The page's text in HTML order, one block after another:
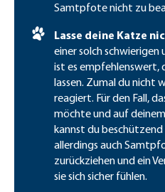
Samtpfote nicht zu
Lasse deine Katze
einer solch
ist es empfehlenswert,
lassen. Zumal du nicht
reagiert. Für den Fall,
möchte und auf
kannst du beschützend
allerdings auch
zurückziehen und ein
sie sich sicher fühlen.